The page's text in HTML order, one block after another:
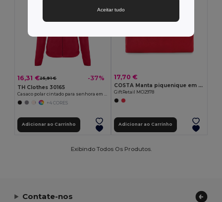
16,31 €25,91 € -37%
TH Clothes 30165
+4 CORES
Adicionar ao Carrinho
17,70 €
COSTA Manta piquenique em polar
GiftRetail MO2978
Adicionar ao Carrinho
Exibindo Todos Os Produtos.
Contate-nos
Aceitar tudo